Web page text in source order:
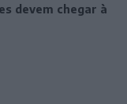
devem chegar à